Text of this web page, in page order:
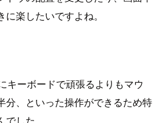
楽したいですよね。
キーボードで頑張るよりもマウ
分、といった操作ができるため特
した。